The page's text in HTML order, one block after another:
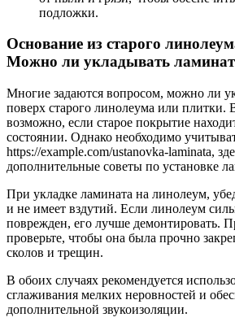
подложки.
Основание из старого
Можно ли укладывать ламинат
Многие задаются вопросом, можно ли
поверх старого линолеума или плитки.
возможно, если старое покрытие
состоянии. Однако необходимо
https://example.com/ustanovka-laminata,
дополнительные советы по установке
При укладке ламината на линолеум,
и не имеет вздутий. Если линолеум
поврежден, его лучше демонтировать.
проверьте, чтобы она была прочно
сколов и трещин.
В обоих случаях рекомендуется
сглаживания мелких неровностей и
дополнительной звукоизоляции.